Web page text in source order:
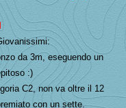
da 3m, eseguendo un
:)
C2, non va oltre il 12
con un sette.